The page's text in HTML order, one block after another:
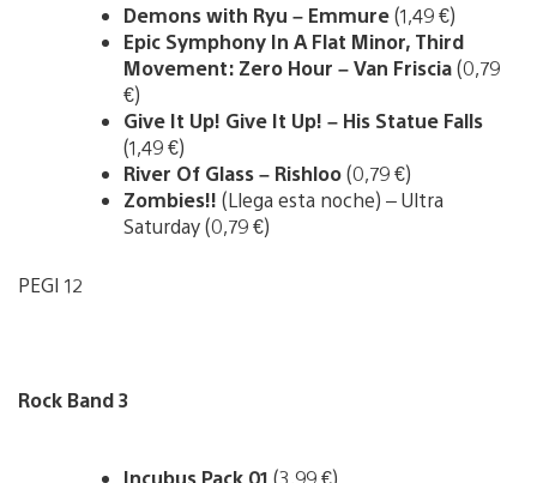
Demons with Ryu – Emmure(1,49 €)
Epic Symphony In A Flat Minor, Third
Movement: Zero Hour – Van Friscia(0,79
€)
Give It Up! Give It Up! – His Statue Falls
(1,49 €)
River Of Glass – Rishloo(0,79 €)
Zombies!! (Llega esta noche) – Ultra
Saturday (0,79 €)
PEGI 12
Rock Band 3
Incubus Pack 01 (3,99 €)